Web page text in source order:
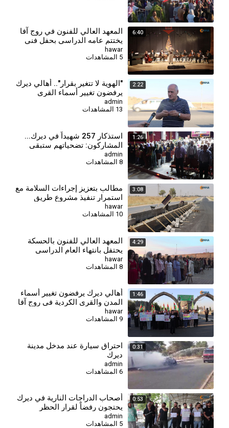
6:40
⁣المعهد العالي للفنون في روج آفا
يختتم عامه الدراسي بحفل فني
في رميلان
hawar
5 المشاهدات
2:22
"الهوية لا تتغير بقرار".. أهالي ديرك
يرفضون تغيير أسماء القرى
والمدن الكردية
admin
13 المشاهدات
1:26
⁣‏استذكار 257 شهيداً في ديرك...
المشاركون: تضحياتهم ستبقى
منارة للأجيال
admin
3:08
مطالب بتعزيز إجراءات السلامة مع
استمرار تنفيذ مشروع طريق
قامشلو – ديرك
hawar
10 المشاهدات
4:29
المعهد العالي للفنون بالحسكة
يحتفل بانتهاء العام الدراسي
2025-2026
hawar
8 المشاهدات
1:46
أهالي ديرك يرفضون تغيير أسماء
المدن والقرى الكردية في روج آفا
hawar
9 المشاهدات
0:31
احتراق سيارة عند مدخل مدينة
ديرك
admin
6 المشاهدات
0:53
أصحاب الدراجات النارية في ديرك
يحتجون رفضاً لقرار الحظر
ويطالبون بتعديله
admin
5 المشاهدات